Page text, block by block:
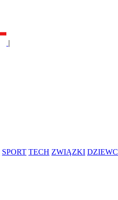
|
SPORT TECH ZWIĄZKI